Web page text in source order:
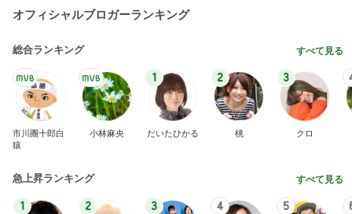
オフィシャルブロガーランキング
総合ランキング すべて見る
市川團十郎白
猿
小林麻央
1
だいたひかる
2
桃
3
クロ
急上昇ランキング すべて見る
1 2 3 4 5